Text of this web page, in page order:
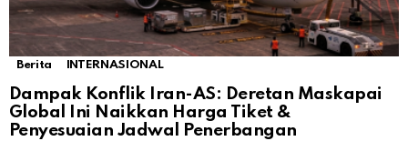
Berita INTERNASIONAL
Dampak Konflik Iran-AS: Deretan Maskapai
Global Ini Naikkan Harga Tiket &
Penyesuaian Jadwal Penerbangan